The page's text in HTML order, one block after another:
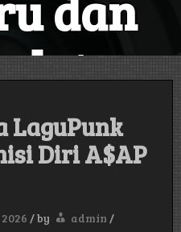
LaguPunk
Diri A$AP
/by admin /